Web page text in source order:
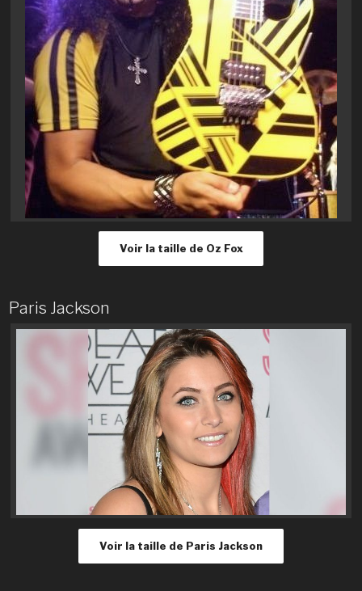
Voir la taille de Oz Fox
Paris Jackson
Voir la taille de Paris Jackson